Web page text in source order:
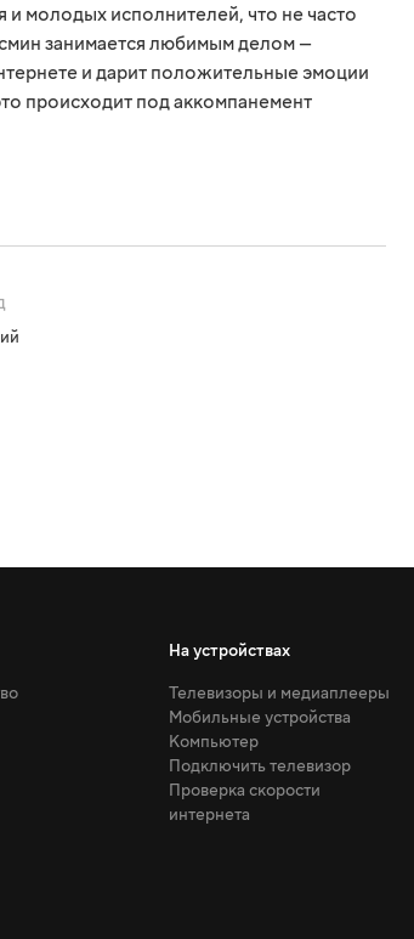
и молодых исполнителей, что не часто
занимается любимым делом —
и дарит положительные эмоции
происходит под аккомпанемент
На устройствах
Телевизоры и медиаплееры
Мобильные устройства
Компьютер
Подключить телевизор
Проверка скорости
интернета